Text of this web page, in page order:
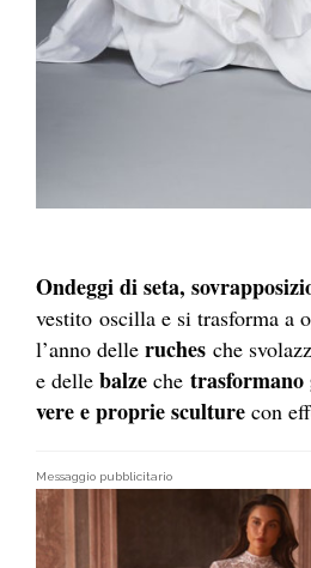
Ondeggi di seta,
vestito oscilla e si trasforma a
l’anno delle ruches che
e delle balze che
vere e proprie sculture con
Messaggio pubblicitario